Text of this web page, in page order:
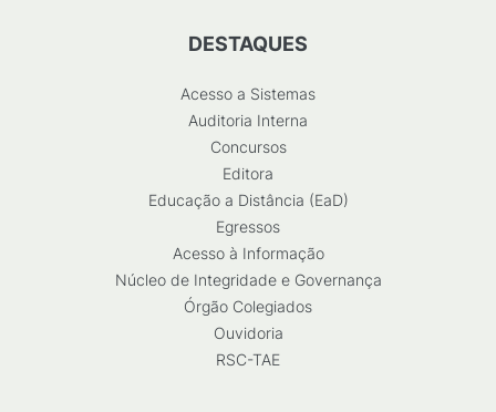
DESTAQUES
Acesso a Sistemas
Auditoria Interna
Concursos
Editora
Educação a Distância (EaD)
Egressos
Acesso à Informação
Núcleo de Integridade e Governança
Órgão Colegiados
Ouvidoria
RSC-TAE